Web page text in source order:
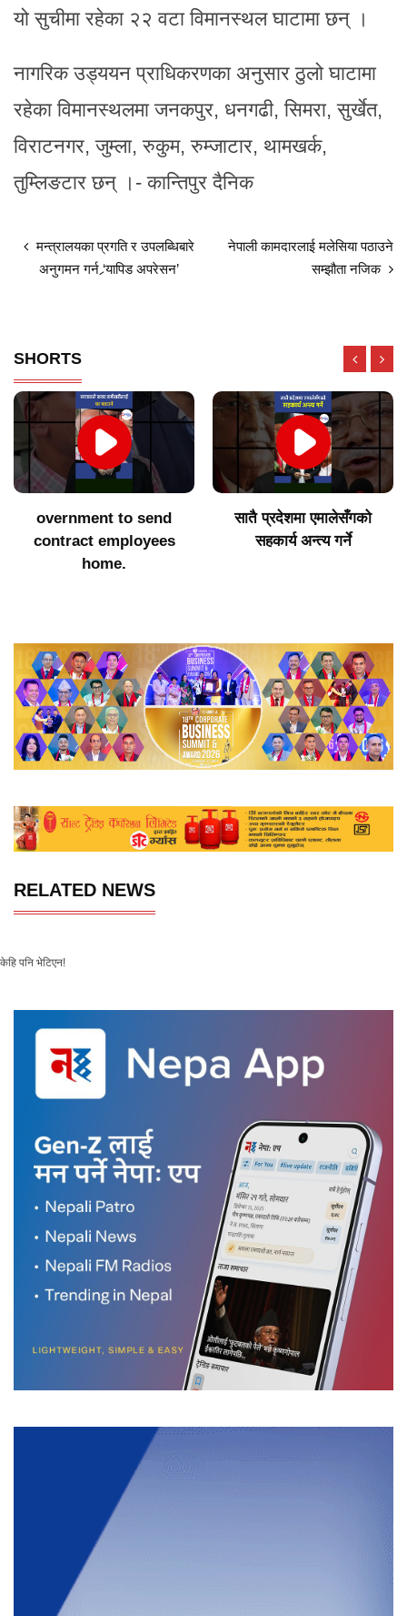
यो सुचीमा रहेका २२ वटा विमानस्थल घाटामा छन् ।
नागरिक उड्ययन प्राधिकरणका अनुसार ठुलो घाटामा
रहेका विमानस्थलमा जनकपुर, धनगढी, सिमरा, सुर्खेत,
विराटनगर, जुम्ला, रुकुम, रुम्जाटार, थामखर्क,
तुम्लिङटार छन् ।- कान्तिपुर दैनिक
मन्त्रालयका प्रगति र उपलब्धिबारे
अनुगमन गर्न ‘र्‍यापिड अपरेसन’
नेपाली कामदारलाई मलेसिया पठाउने
सम्झौता नजिक
SHORTS
overnment to send
contract employees
home.
सातै प्रदेशमा एमालेसँगको
सहकार्य अन्त्य गर्ने
RELATED NEWS
केहि पनि भेटिएन!